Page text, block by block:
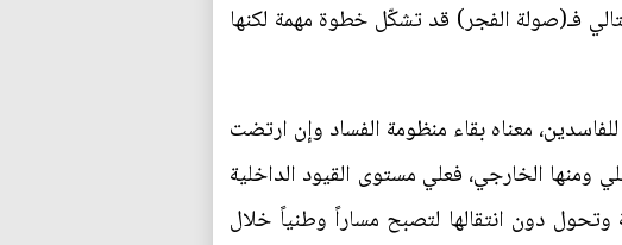
فـ(صولة الفجر) قد تشكّل خطوة مهمة لكنها
معناه بقاء منظومة الفساد وإن ارتضت
ومنها الخارجي، فعلي مستوى القيود الداخلية
وتحول دون انتقالها لتصبح مساراً وطنياً خلال